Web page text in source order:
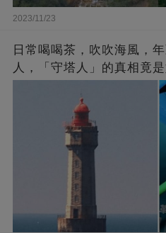
2023/11/23
日常喝喝茶，吹吹海風，
人，「守塔人」的真相竟